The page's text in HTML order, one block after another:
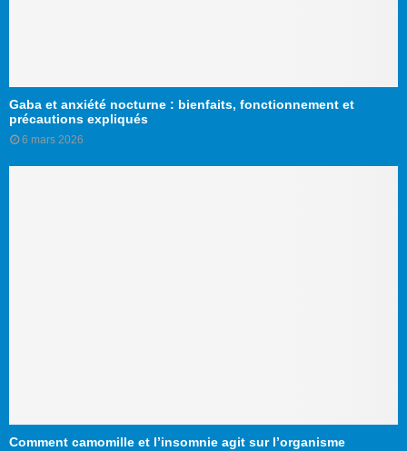
Gaba et anxiété nocturne : bienfaits, fonctionnement et
précautions expliqués
6 mars 2026
Comment camomille et l’insomnie agit sur l’organisme